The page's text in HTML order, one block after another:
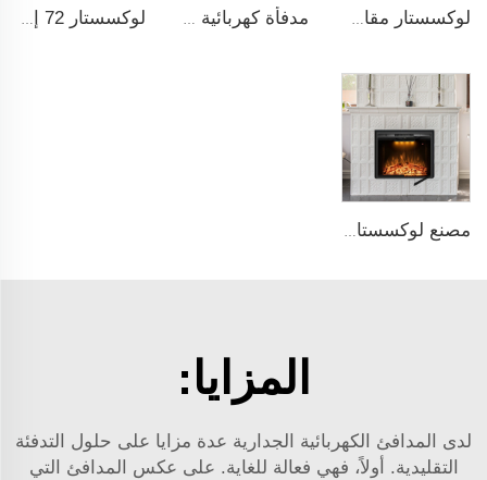
لوكسستار مقاس 50 بوصة جودة عالية مدفأة كهربائية مثبتة على الحائط غير مخصصة للمدفن الشعبي الزخرفي مدفأة كهربائية جدارية بيضاء مقاس 50 بوصة من Luxstar مع شاشة لمس وبُعد التحكم عن بعد، ليس للتركيب المدمج، سخان منزلي لوكسستار 72 إنش مدفأة كهربائية مثبتة على الحائط لتدفئة الغرف المنزلية، غير مناسبة للمدفآت الكهربائية المدمجة داخل الجدران
مصنع لوكسستار مقاس 50 إنش مدفأة كهربائية داخلية مع ثلاث ألوان لللهب
المزايا:
لدى المدافئ الكهربائية الجدارية عدة مزايا على حلول التدفئة
التقليدية. أولاً، فهي فعالة للغاية. على عكس المدافئ التي